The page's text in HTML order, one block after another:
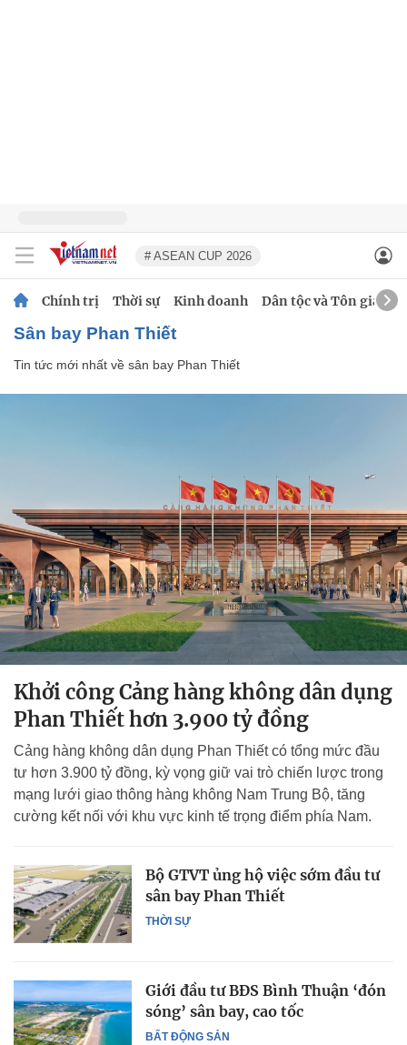
# ASEAN CUP 2026
Chính trị Thời sự Kinh doanh Dân tộc và Tôn giáo
sân bay Phan Thiết
Tin tức mới nhất về sân bay Phan Thiết
Khởi công Cảng hàng không dân dụng
Phan Thiết hơn 3.900 tỷ đồng
Cảng hàng không dân dụng Phan Thiết có tổng mức đầu
tư hơn 3.900 tỷ đồng, kỳ vọng giữ vai trò chiến lược trong
mạng lưới giao thông hàng không Nam Trung Bộ, tăng
cường kết nối với khu vực kinh tế trọng điểm phía Nam.
THỜI SỰ
Bộ GTVT ủng hộ việc sớm đầu tư
sân bay Phan Thiết
BẤT ĐỘNG SẢN
Giới đầu tư BĐS Bình Thuận ‘đón
sóng’ sân bay, cao tốc